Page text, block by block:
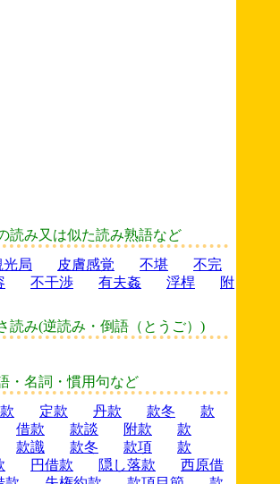
読み又は似た読み熟語など
光局
皮膚感覚 不堪
不完
不干渉 有夫姦 浮桿
附
読み(逆読み・倒語（とうご）)
・名詞・慣用句など
定款 丹款 款冬
款
借款 款談 附款
款
款識 款冬 款項
款
円借款 隠し落款
西原借